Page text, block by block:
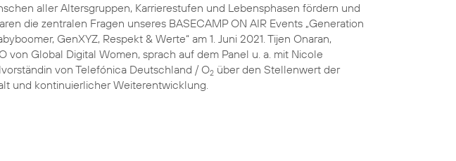
aller Altersgruppen, Karrierestufen und Lebensphasen fördern und
die zentralen Fragen unseres BASECAMP ON AIR Events „Generation
GenXYZ, Respekt & Werte“ am 1. Juni 2021. Tijen Onaran,
von Global Digital Women, sprach auf dem Panel u. a. mit Nicole
von Telefónica Deutschland / O2 über den Stellenwert der
und kontinuierlicher Weiterentwicklung.